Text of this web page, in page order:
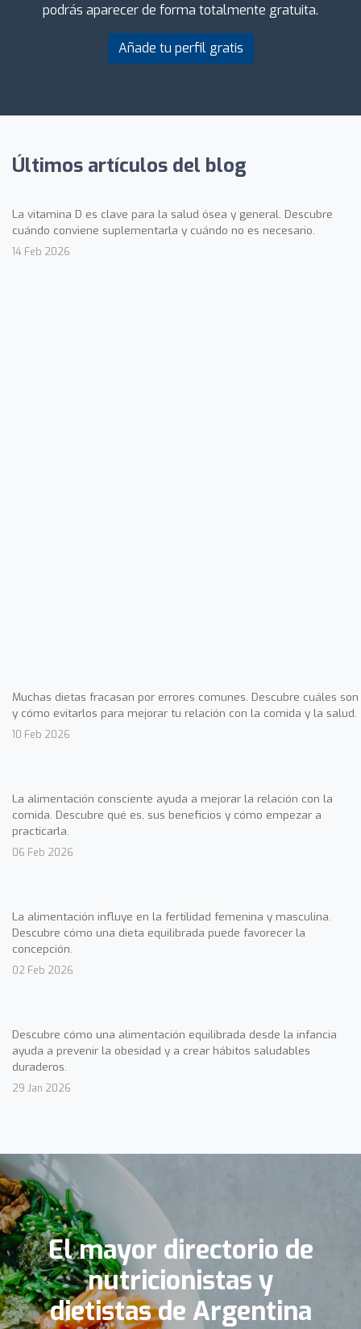
podrás aparecer de forma totalmente gratuita.
Añade tu perfil gratis
Últimos artículos del blog
La vitamina D es clave para la salud ósea y general. Descubre
cuándo conviene suplementarla y cuándo no es necesario.
14 Feb 2026
Muchas dietas fracasan por errores comunes. Descubre cuáles son
y cómo evitarlos para mejorar tu relación con la comida y la salud.
10 Feb 2026
La alimentación consciente ayuda a mejorar la relación con la
comida. Descubre qué es, sus beneficios y cómo empezar a
practicarla.
06 Feb 2026
La alimentación influye en la fertilidad femenina y masculina.
Descubre cómo una dieta equilibrada puede favorecer la
concepción.
02 Feb 2026
Descubre cómo una alimentación equilibrada desde la infancia
ayuda a prevenir la obesidad y a crear hábitos saludables
duraderos.
29 Jan 2026
El mayor directorio de
nutricionistas y
dietistas de Argentina